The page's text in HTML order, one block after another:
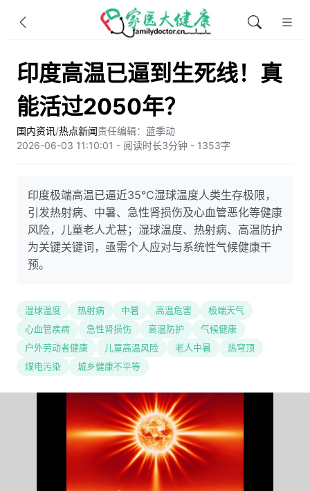
印度高温已逼到生死线！真
能活过2050年？
国内资讯/热点新闻责任编辑：蓝季动
2026-06-03 11:10:01 - 阅读时长3分钟 - 1353字
印度极端高温已逼近35℃湿球温度人类生存极限，
引发热射病、中暑、急性肾损伤及心血管恶化等健康
风险，儿童老人尤甚；湿球温度、热射病、高温防护
为关键关键词，亟需个人应对与系统性气候健康干
预。
湿球温度 热射病 中暑 高温危害
极端天气
心血管疾病
急性肾损伤 高温防护
气候健康
户外劳动者健康
儿童高温风险 老人中暑
热穹顶
煤电污染
城乡健康不平等